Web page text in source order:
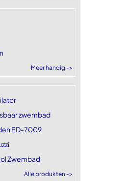
Meer handig ->
zwembad
ED-7009
Zwembad
Alle produkten ->